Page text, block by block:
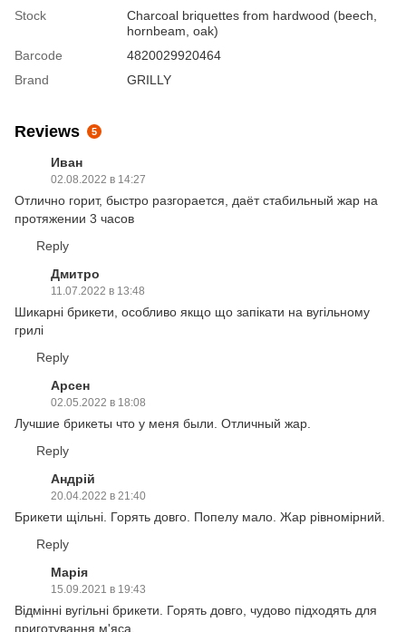
Stock
Charcoal briquettes from hardwood (beech,
hornbeam, oak)
Barcode
4820029920464
Brand
GRILLY
Reviews 5
Иван
02.08.2022 в 14:27
Отлично горит, быстро разгорается, даёт стабильный жар на
протяжении 3 часов
Reply
Дмитро
11.07.2022 в 13:48
Шикарні брикети, особливо якщо що запікати на вугільному
грилі
Reply
Арсен
02.05.2022 в 18:08
Лучшие брикеты что у меня были. Отличный жар.
Reply
Андрій
20.04.2022 в 21:40
Брикети щільні. Горять довго. Попелу мало. Жар рівномірний.
Reply
Марія
15.09.2021 в 19:43
Відмінні вугільні брикети. Горять довго, чудово підходять для
приготування м'яса.